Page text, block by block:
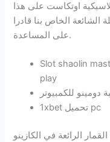
اوتكاست على هذا
الشائعة الخاص بنا قادرا
على المساعدة.
Slot shaolin
play
دومينو للكمبيوتر
1xbet تحميل pc
الرائعة في الكازينو